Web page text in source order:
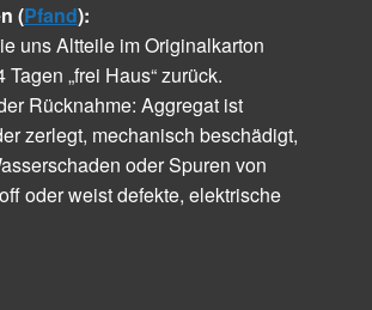
(Pfand):
uns Altteile im Originalkarton
„frei Haus“ zurück.
Rücknahme: Aggregat ist
zerlegt, mechanisch beschädigt,
oder Spuren von
oder weist defekte, elektrische